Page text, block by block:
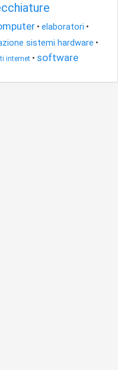
• elaboratori •
sistemi hardware •
internet • software